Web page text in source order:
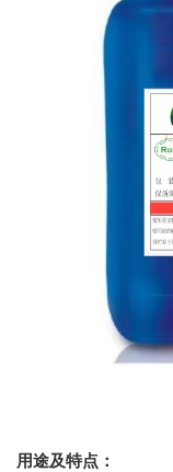
用途及特点：